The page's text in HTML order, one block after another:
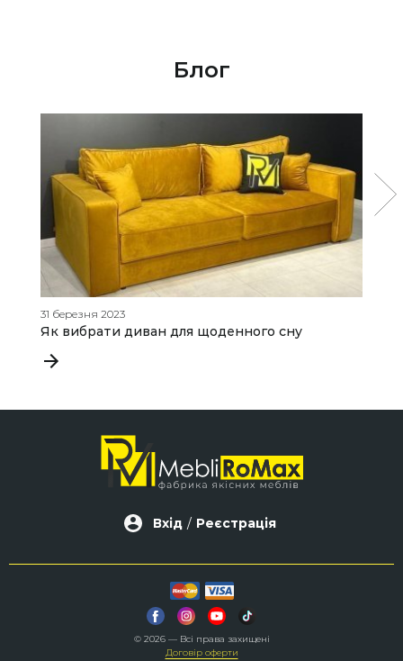
Блог
31 березня 2023
Як вибрати диван для щоденного сну
Вхід / Реєстрація
© 2026 — Всі права захищені
Договір оферти